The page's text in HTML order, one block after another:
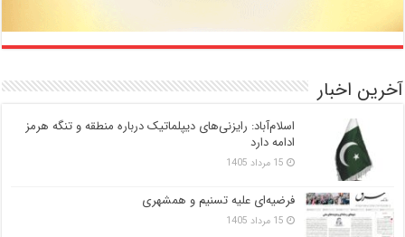
آخرین اخبار
اسلام‌آباد: رایزنی‌های دیپلماتیک درباره منطقه و تنگه هرمز
ادامه دارد
15 مرداد 1405
فرضیه‌ای علیه تسنیم و همشهری
15 مرداد 1405